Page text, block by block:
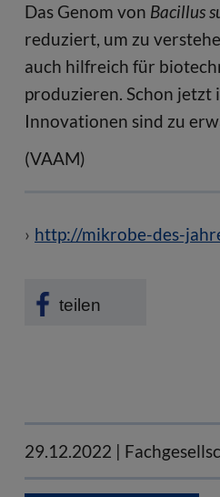
Das Genom von Bacillus
reduziert, um zu
auch hilfreich für
produzieren. Schon jetzt
Innovationen sind zu
(VAAM)
http://mikrobe-des-
teilen
29.12.2022 |